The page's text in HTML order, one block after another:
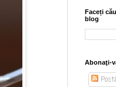
Faceți
blog
Abonaţi-